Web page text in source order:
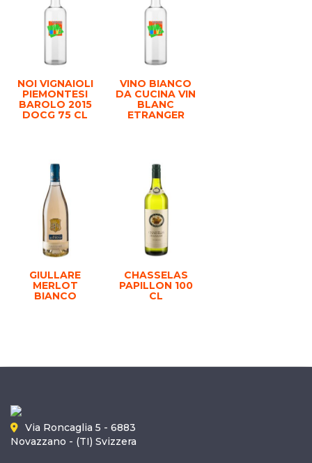
NOI VIGNAIOLI
PIEMONTESI
BAROLO 2015
DOCG 75 CL
VINO BIANCO
DA CUCINA VIN
BLANC
ETRANGER
GIULLARE
MERLOT
BIANCO
CHASSELAS
PAPILLON 100
CL
Via Roncaglia 5 - 6883
Novazzano - (TI) Svizzera